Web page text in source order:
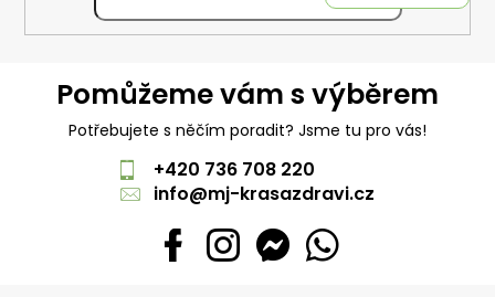
Pomůžeme vám s výběrem
Potřebujete s něčím poradit? Jsme tu pro vás!
+420 736 708 220
info@mj-krasazdravi.cz